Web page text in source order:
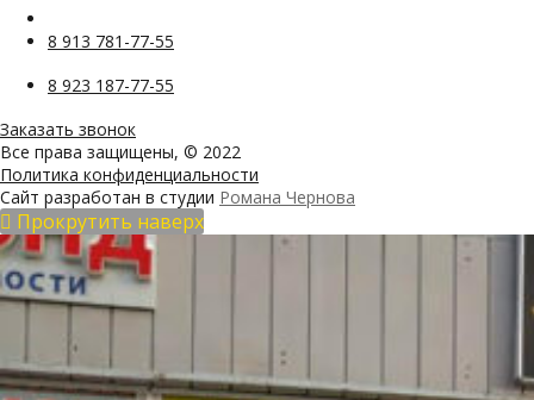
8 913 781-77-55
8 923 187-77-55
Заказать звонок
Все права защищены, © 2022
Политика конфиденциальности
Сайт разработан в студии Романа Чернова
Прокрутить наверх